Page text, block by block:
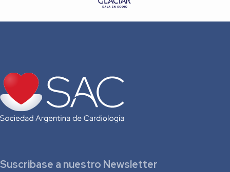
Suscribase a nuestro Newsletter